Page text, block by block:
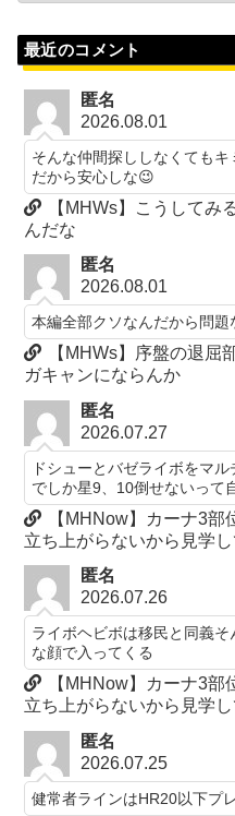
最近のコメント
匿名
2026.08.01
そんな仲間探ししなくても
だから安心しな😉
【MHWs】こうしてみ
んだな
匿名
2026.08.01
本編全部クソなんだから問
【MHWs】序盤の退屈
ガキャンにならんか
匿名
2026.07.27
ドシューとバゼライボをマ
でしか星9、10倒せないって
【MHNow】カーナ3
立ち上がらないから見学
匿名
2026.07.26
ライボヘビボは移民と同義
な顔で入ってくる
【MHNow】カーナ3
立ち上がらないから見学
匿名
2026.07.25
健常者ラインはHR20以下プ